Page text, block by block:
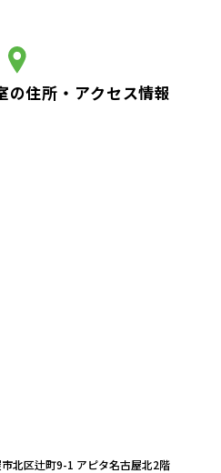
の住所・アクセス情報
北区辻町9-1 アピタ名古屋北2階